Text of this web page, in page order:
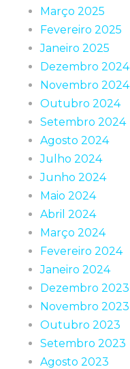
Março 2025
Fevereiro 2025
Janeiro 2025
Dezembro 2024
Novembro 2024
Outubro 2024
Setembro 2024
Agosto 2024
Julho 2024
Junho 2024
Maio 2024
Abril 2024
Março 2024
Fevereiro 2024
Janeiro 2024
Dezembro 2023
Novembro 2023
Outubro 2023
Setembro 2023
Agosto 2023